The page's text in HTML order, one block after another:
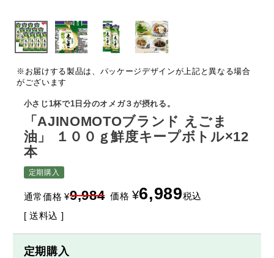
※お届けする製品は、パッケージデザインが上記と異なる場合
がございます
小さじ1杯で1日分のオメガ３が摂れる。
「AJINOMOTOブランド えごま
油」 １００ｇ鮮度キープボトル×12
本
定期購入
通常価格 ¥9,984 価格 ¥6,989税込
送料込
定期購入